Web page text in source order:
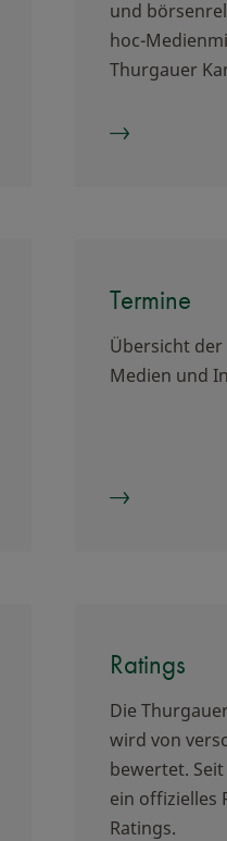
und
hoc-
Thurgauer
Termine
Übersicht
Medien und
Ratings
Die
wird von
bewertet.
ein offizielles
Ratings.